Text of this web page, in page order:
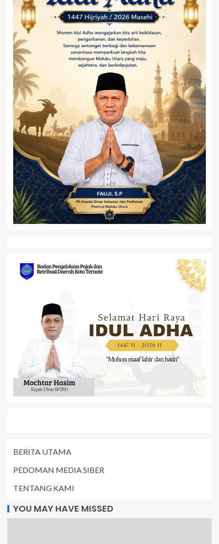
BERITA UTAMA
PEDOMAN MEDIA SIBER
TENTANG KAMI
YOU MAY HAVE MISSED